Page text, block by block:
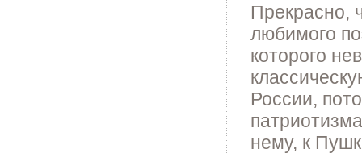
Прекрасно,
любимого
которого
России,
нему, к